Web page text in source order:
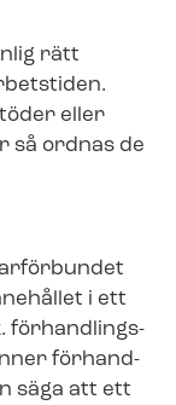
rätt
eller
så ordnas de
i ett
för­hand­lings­
för­hand­
säga att ett